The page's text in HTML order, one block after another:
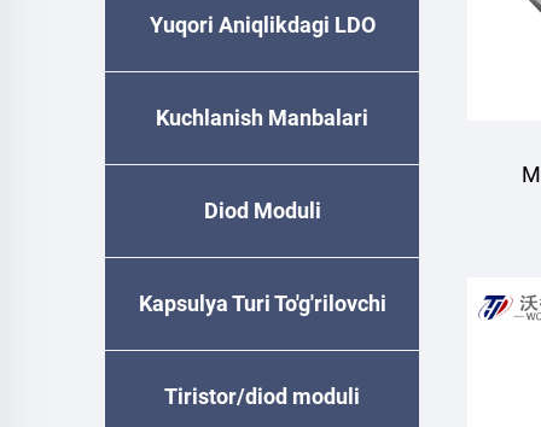
Yuqori Aniqlikdagi LDO
Kuchlanish Manbalari
Diod Moduli
Kapsulya Turi To'g'rilovchi
Diode
Tiristor/diod moduli